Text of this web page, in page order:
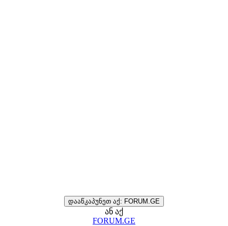
დააწკაპუნეთ აქ: FORUM.GE
ან აქ
FORUM.GE